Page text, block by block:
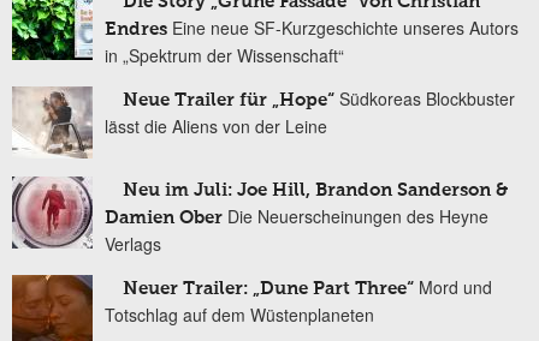
Endres Eine neue SF-Kurzgeschichte unseres Autors
in „Spektrum der Wissenschaft“
Neue Trailer für „Hope“ Südkoreas Blockbuster
lässt die Aliens von der Leine
Neu im Juli: Joe Hill, Brandon Sanderson &
Damien Ober Die Neuerscheinungen des Heyne
Verlags
Neuer Trailer: „Dune Part Three“ Mord und
Totschlag auf dem Wüstenplaneten